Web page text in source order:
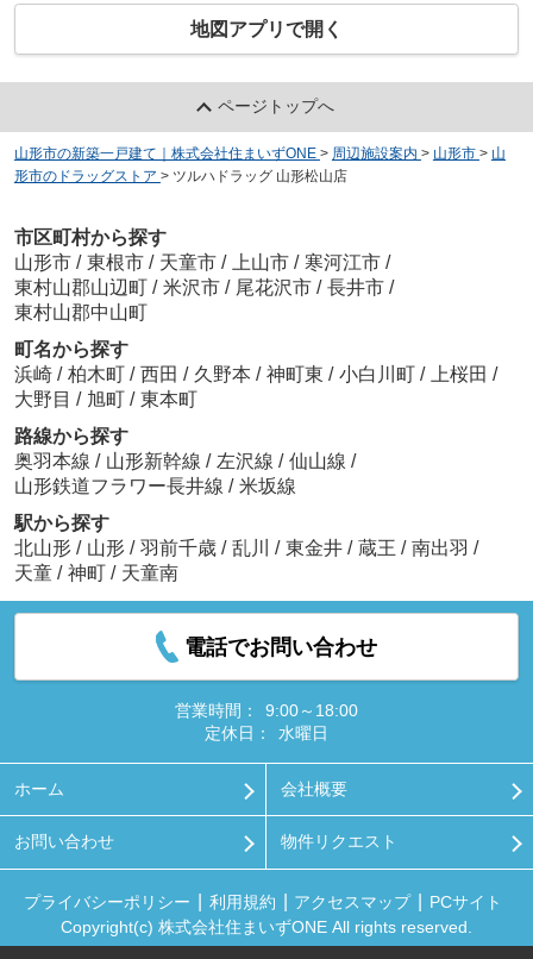
地図アプリで開く
ページトップへ
山形市の新築一戸建て｜株式会社住まいずONE > 周辺施設案内 > 山形市 > 山
形市のドラッグストア > ツルハドラッグ 山形松山店
市区町村から探す
山形市 / 東根市 / 天童市 / 上山市 / 寒河江市 /
東村山郡山辺町 / 米沢市 / 尾花沢市 / 長井市 /
東村山郡中山町
町名から探す
浜崎 / 柏木町 / 西田 / 久野本 / 神町東 / 小白川町 / 上桜田 /
大野目 / 旭町 / 東本町
路線から探す
奥羽本線 / 山形新幹線 / 左沢線 / 仙山線 /
山形鉄道フラワー長井線 / 米坂線
駅から探す
北山形 / 山形 / 羽前千歳 / 乱川 / 東金井 / 蔵王 / 南出羽 /
天童 / 神町 / 天童南
電話でお問い合わせ
営業時間：
9:00～18:00
定休日：
水曜日
ホーム 会社概要
お問い合わせ 物件リクエスト
プライバシーポリシー 利用規約 アクセスマップ
PCサイト
Copyright(c) 株式会社住まいずONE All rights reserved.